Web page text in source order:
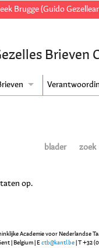
Brugge (Guido
Brieven
blader zoek
op.
Academie voor Nederlandse
| Belgium | Ectb@kantl.be | T +32